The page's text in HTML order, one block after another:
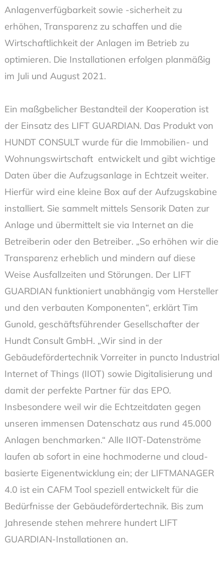
Anlagenverfügbarkeit sowie -sicherheit zu
erhöhen, Transparenz zu schaffen und die
Wirtschaftlichkeit der Anlagen im Betrieb zu
optimieren. Die Installationen erfolgen planmäßig
im Juli und August 2021.
Ein maßgbelicher Bestandteil der Kooperation ist
der Einsatz des LIFT GUARDIAN. Das Produkt von
HUNDT CONSULT wurde für die Immobilien- und
Wohnungswirtschaft entwickelt und gibt wichtige
Daten über die Aufzugsanlage in Echtzeit weiter.
Hierfür wird eine kleine Box auf der Aufzugskabine
installiert. Sie sammelt mittels Sensorik Daten zur
Anlage und übermittelt sie via Internet an die
Betreiberin oder den Betreiber. „So erhöhen wir die
Transparenz erheblich und mindern auf diese
Weise Ausfallzeiten und Störungen. Der LIFT
GUARDIAN funktioniert unabhängig vom Hersteller
und den verbauten Komponenten“, erklärt Tim
Gunold, geschäftsführender Gesellschafter der
Hundt Consult GmbH. „Wir sind in der
Gebäudefördertechnik Vorreiter in puncto Industrial
Internet of Things (IIOT) sowie Digitalisierung und
damit der perfekte Partner für das EPO.
Insbesondere weil wir die Echtzeitdaten gegen
unseren immensen Datenschatz aus rund 45.000
Anlagen benchmarken.“ Alle IIOT-Datenströme
laufen ab sofort in eine hochmoderne und cloud-
basierte Eigenentwicklung ein; der LIFTMANAGER
4.0 ist ein CAFM Tool speziell entwickelt für die
Bedürfnisse der Gebäudefördertechnik. Bis zum
Jahresende stehen mehrere hundert LIFT
GUARDIAN-Installationen an.